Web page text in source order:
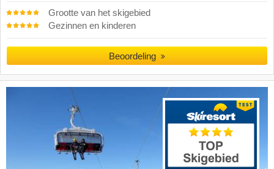
Grootte van het skigebied
Gezinnen en kinderen
Beoordeling